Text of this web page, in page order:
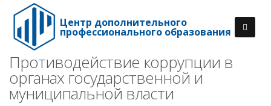
Центр дополнительного
профессионального образования
Противодействие коррупции в
органах государственной и
муниципальной власти